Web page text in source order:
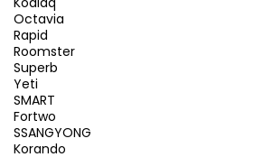
Octavia
Rapid
Roomster
Superb
Yeti
SMART
Fortwo
SSANGYONG
Korando